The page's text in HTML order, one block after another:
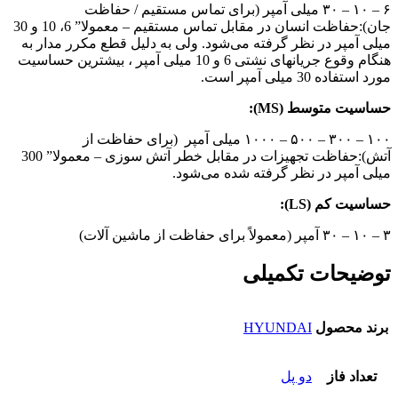
۶ – ۱۰ – ۳۰ میلی آمپر (برای تماس مستقیم / حفاظت
جان):حفاظت انسان در مقابل تماس مستقیم – معمولا” 6، 10 و 30
میلی آمپر در نظر گرفته می‌شود. ولی به‌ دلیل قطع مکرر مدار به
هنگام وقوع جریانهای نشتی 6 و 10 میلی آمپر ، بیشترین حساسیت
مورد استفاده 30 میلی آمپر است.
حساسیت متوسط (MS):
۱۰۰ – ۳۰۰ – ۵۰۰ – ۱۰۰۰ میلی آمپر (برای حفاظت از
آتش):حفاظت تجهیزات در مقابل خطر آتش سوزی – معمولا” 300
میلی آمپر در نظر گرفته شده می‌شود.
حساسیت کم (LS):
۳ – ۱۰ – ۳۰ آمپر (معمولاً برای حفاظت از ماشین آلات)
توضیحات تکمیلی
برند محصول HYUNDAI
تعداد فاز دو پل